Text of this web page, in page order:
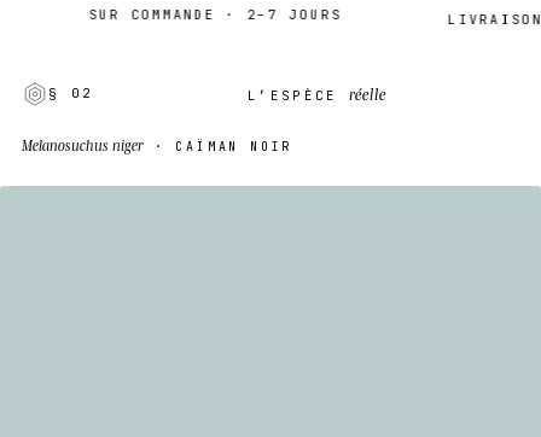
SUR COMMANDE · 2–7 JOURS LIVRAISON
§ 02 L’ESPÈCEréelle
Melanosuchus niger · CAÏMAN NOIR